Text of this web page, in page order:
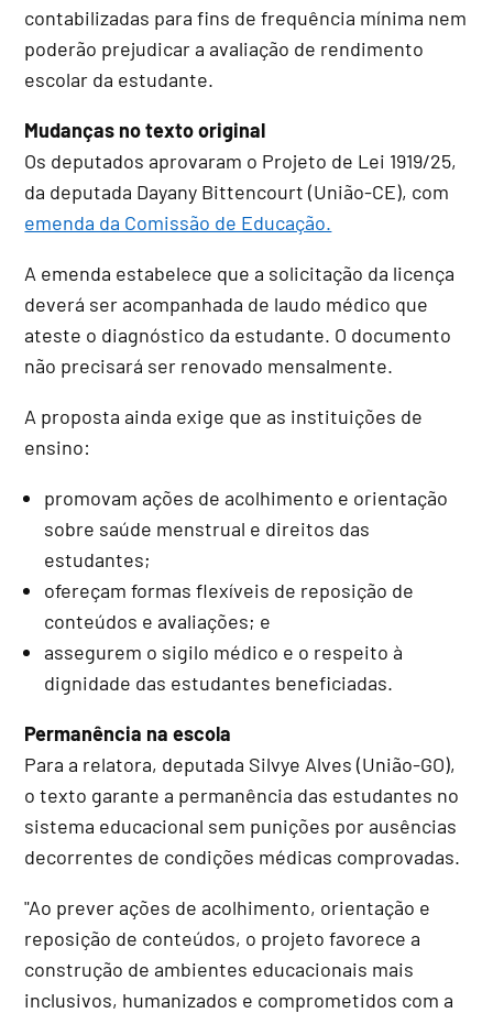
contabilizadas para fins de frequência mínima nem
poderão prejudicar a avaliação de rendimento
escolar da estudante.
Mudanças no texto original
Os deputados aprovaram o Projeto de Lei 1919/25,
da deputada Dayany Bittencourt (União-CE), com
emenda da Comissão de Educação.
A emenda estabelece que a solicitação da licença
deverá ser acompanhada de laudo médico que
ateste o diagnóstico da estudante. O documento
não precisará ser renovado mensalmente.
A proposta ainda exige que as instituições de
ensino:
promovam ações de acolhimento e orientação
sobre saúde menstrual e direitos das
estudantes;
ofereçam formas flexíveis de reposição de
conteúdos e avaliações; e
assegurem o sigilo médico e o respeito à
dignidade das estudantes beneficiadas.
Permanência na escola
Para a relatora, deputada Silvye Alves (União-GO),
o texto garante a permanência das estudantes no
sistema educacional sem punições por ausências
decorrentes de condições médicas comprovadas.
"Ao prever ações de acolhimento, orientação e
reposição de conteúdos, o projeto favorece a
construção de ambientes educacionais mais
inclusivos, humanizados e comprometidos com a